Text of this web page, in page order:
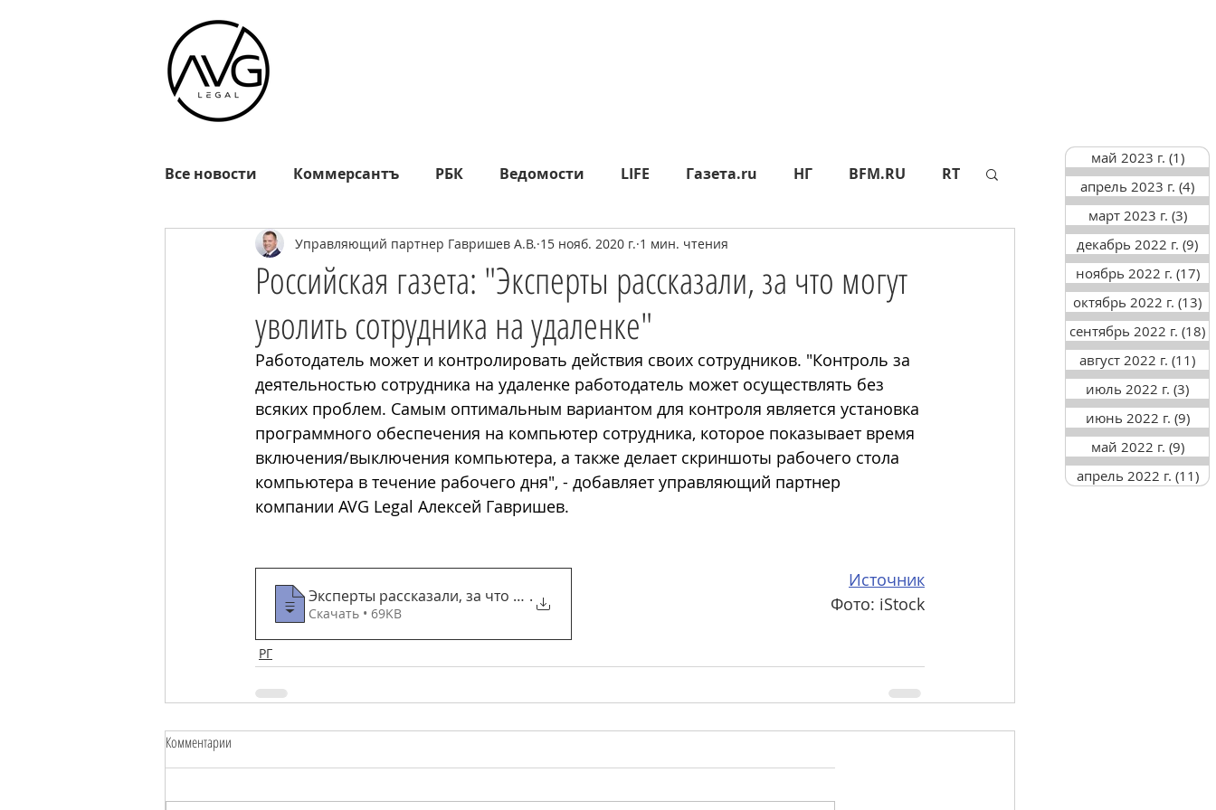
Все новости Коммерсантъ РБК Ведомости LIFE Газета.ru НГ BFM.RU RT
Известия РГ Взгляд Москва24 СП Прайм Metro
Октагон EADaily Republic Rusbankrot Вести.ru
MOSFM News.ru РИА НОВОСТИ
Российская газета: "Эксперты рассказали, за что могут
уволить сотрудника на удаленке"
Управляющий партнер Гавришев А.В. 15 нояб. 2020 г. 1 мин. чтения
Работодатель может и контролировать действия своих сотрудников. "Контроль за
деятельностью сотрудника на удаленке работодатель может осуществлять без
всяких проблем. Самым оптимальным вариантом для контроля является установка
программного обеспечения на компьютер сотрудника, которое показывает время
включения/выключения компьютера, а также делает скриншоты рабочего стола
компьютера в течение рабочего дня", - добавляет управляющий партнер
компании AVG Legal Алексей Гавришев.
Эксперты рассказали, за что могут уволит
.
Скачать • 69KB
Источник
Фото: iStock
РГ
Комментарии
май 2023 г. (1)1
апрель 2023 г. (4)
март 2023 г. (3)3
декабрь 2022 г. (9)
ноябрь 2022 г. (17)
октябрь 2022 г. (13)
сентябрь 2022 г. (18)
август 2022 г. (11)
июль 2022 г. (3)
июнь 2022 г. (9)9
май 2022 г. (9)9
апрель 2022 г. (11)